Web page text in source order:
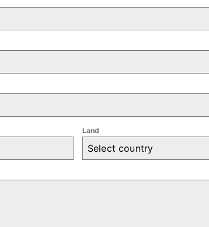
Land
Select country